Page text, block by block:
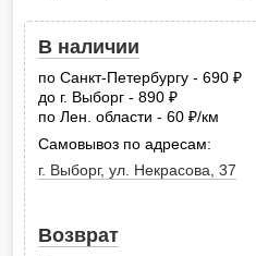
В наличии
по Санкт-Петербургу - 690
до г. Выборг - 890
по Лен. области - 60
руб.
/км
Самовывоз по адресам:
г. Выборг, ул. Некрасова, 37
Возврат